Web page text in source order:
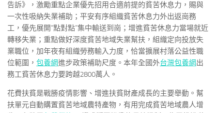
告訴》，激勵重點企業優先招用合適前提的貧苦休息力，賜與
一次性吸納失業補助；平安有序組織貧苦休息力外出返崗務
工，優先展開“點對點”集中輸送到崗；增進貧苦休息力當場就近
轉移失業；重點做好深度貧苦地域失業幫扶，組織定向投放失
業職位，加年夜有組織勞務輸入力度，恰當擴展村落公益性職
位範圍， 包養網進步政策補助尺度。本年全國外台灣包養網出
務工貧苦休息力要跨越2800萬人。
花費扶貧是戰勝疫情影響、增進扶貧財產成長的主要舉動。幫
扶單元自動購置貧苦地域農特產物，有用完成貧苦地域農人增